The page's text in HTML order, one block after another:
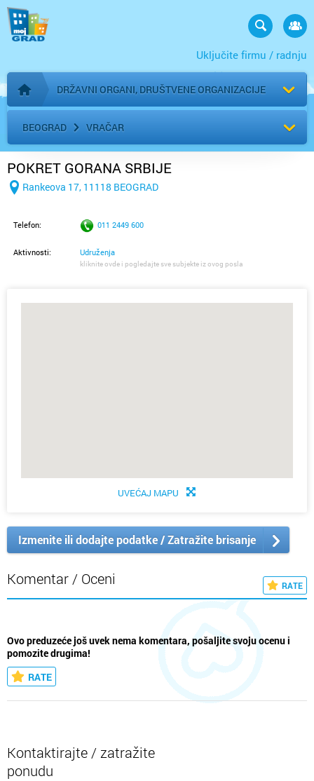
Uključite firmu / radnju
Početna stranica
DRŽAVNI ORGANI, DRUŠTVENE ORGANIZACIJE
BEOGRAD VRAČAR
POKRET GORANA SRBIJE
Rankeova 17, 11118 BEOGRAD
Telefon: 011 2449 600
Aktivnosti: Udruženja
kliknite ovde i pogledajte sve subjekte iz ovog posla
UVEĆAJ MAPU
Izmenite ili dodajte podatke / Zatražite brisanje
Komentar / Oceni RATE
Ovo preduzeće još uvek nema komentara, pošaljite svoju ocenu i
pomozite drugima!
RATE
Kontaktirajte / zatražite
ponudu